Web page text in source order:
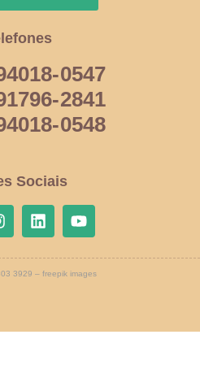
0547
2841
0548
Sociais
3929 – freepik images